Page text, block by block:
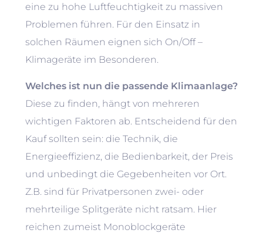
eine zu hohe Luftfeuchtigkeit zu massiven
Problemen führen. Für den Einsatz in
solchen Räumen eignen sich On/Off –
Klimageräte im Besonderen.
Welches ist nun die passende Klimaanlage?
Diese zu finden, hängt von mehreren
wichtigen Faktoren ab. Entscheidend für den
Kauf sollten sein: die Technik, die
Energieeffizienz, die Bedienbarkeit, der Preis
und unbedingt die Gegebenheiten vor Ort.
Z.B. sind für Privatpersonen zwei- oder
mehrteilige Splitgeräte nicht ratsam. Hier
reichen zumeist Monoblockgeräte